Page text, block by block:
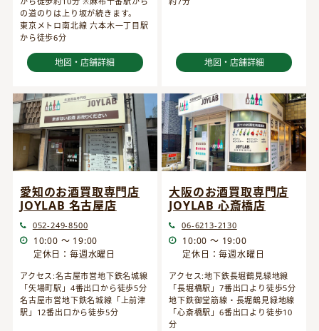
の道のりは上り坂が続きます。
東京メトロ南北線 六本木一丁目駅
から徒歩6分
地図・店舗詳細 地図・店舗詳細
愛知のお酒買取専門店
JOYLAB 名古屋店
052-249-8500
10:00 ～ 19:00
定休日：毎週水曜日
アクセス:名古屋市営地下鉄名城線
「矢場町駅」4番出口から徒歩5分
名古屋市営地下鉄名城線「上前津
駅」12番出口から徒歩5分
大阪のお酒買取専門店
JOYLAB 心斎橋店
06-6213-2130
10:00 ～ 19:00
定休日：毎週水曜日
アクセス:地下鉄長堀鶴見緑地線
「長堀橋駅」7番出口より徒歩5分
地下鉄御堂筋線・長堀鶴見緑地線
「心斎橋駅」6番出口より徒歩10
分